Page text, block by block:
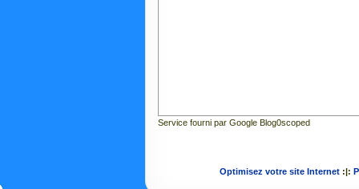
Service fourni par Google Blog0scoped
Optimisez votre site Internet:|: